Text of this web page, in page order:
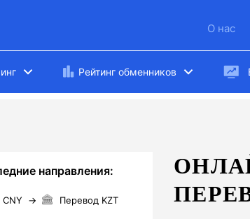
О нас
Рейтинг обменников
направления:
→ Перевод KZT